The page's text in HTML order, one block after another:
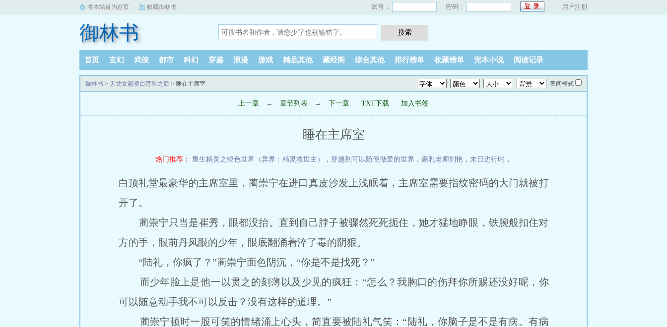
将本站设为首页 收藏御林书 账号： 密码： 用户注册
御林书
首页 玄幻 武侠 都市 科幻 穿越 浪漫 游戏 精品其他 藏经阁 综合其他 排行榜单 收藏榜单 完本小说 阅读记录
御林书 > 天龙女霸凌白莲男之后 > 睡在主席室 夜间模式
上一章 ← 章节列表 → 下一章 TXT下载 加入书签
睡在主席室
热门推荐： 重生精灵之绿色世界（异界：精灵救世主） ， 穿越到可以随便做爱的世界 ， 豪乳老师刘艳 ， 末日进行时 ，
白顶礼堂最豪华的主席室里，蔺崇宁在进口真皮沙发上浅眠着，主席室需要指纹密码的大门就被打
开了。
蔺崇宁只当是崔秀，眼都没抬。直到自己脖子被骤然死死扼住，她才猛地睁眼，铁腕般扣住对
方的手，眼前丹凤眼的少年，眼底翻涌着淬了毒的阴狠。
“陆礼，你疯了？”蔺崇宁面色阴沉，“你是不是找死？”
而少年脸上是他一以贯之的刻薄以及少见的疯狂：“怎么？我胸口的伤拜你所赐还没好呢，你
可以随意动手我不可以反击？没有这样的道理。”
蔺崇宁顿时一股可笑的情绪涌上心头，简直要被陆礼气笑：“陆礼，你脑子是不是有病。有病